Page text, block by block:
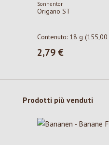
Sonnentor
Origano ST
Contenuto: 18 g
Prezzo normale:
2,79 €
Salta la galleria dei prodotti
Prodotti più venduti